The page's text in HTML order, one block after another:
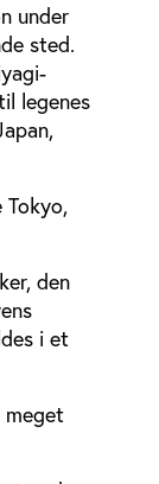
under
sted.
legenes
den
i et
meget